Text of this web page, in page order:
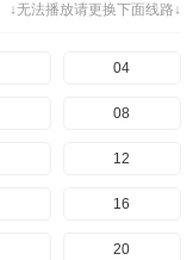
84
88
92
96
100
44
48
52
56
60
↓无法播放请更换下面线路↓
04
08
12
16
20